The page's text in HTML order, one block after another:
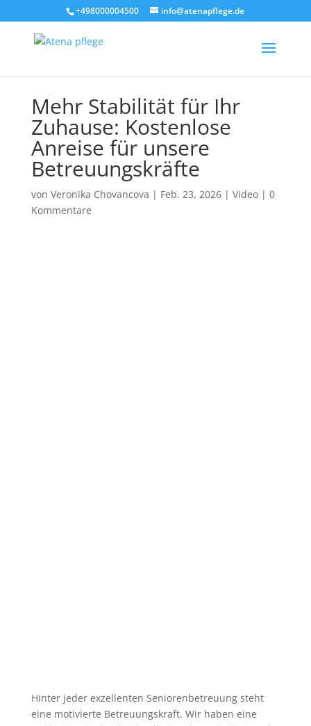
+498000004500 info@atenapflege.de
Mehr Stabilität für Ihr
Zuhause: Kostenlose
Anreise für unsere
Betreuungskräfte
von Veronika Chovancova | Feb. 23, 2026| Video| 0
Kommentare
Hinter jeder exzellenten Seniorenbetreuung steht
eine motivierte Betreuungskraft. Wir haben eine